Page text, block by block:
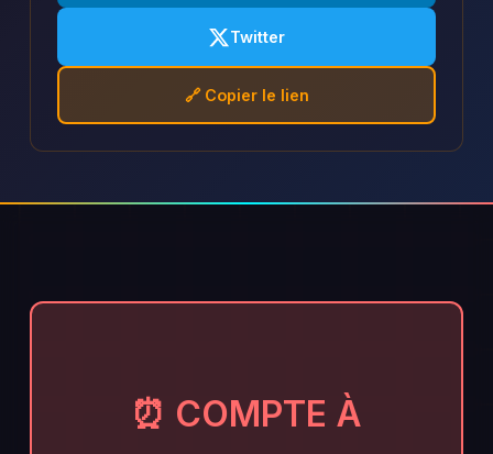
Twitter
🔗 Copier le lien
⏰ COMPTE À